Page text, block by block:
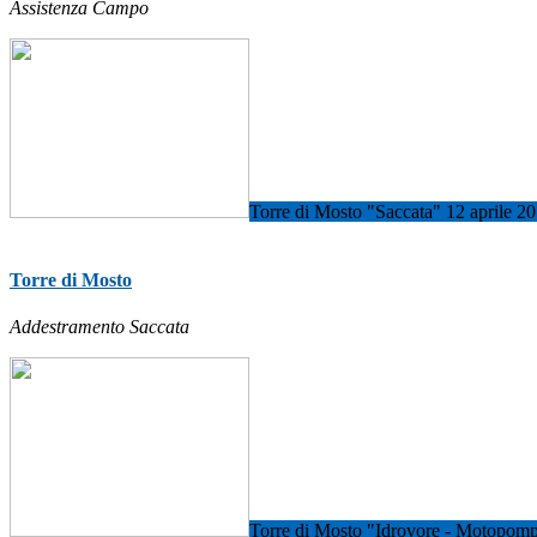
Assistenza Campo
Torre di Mosto "Saccata" 12 aprile
Torre di Mosto
Addestramento Saccata
Torre di Mosto "Idrovore -